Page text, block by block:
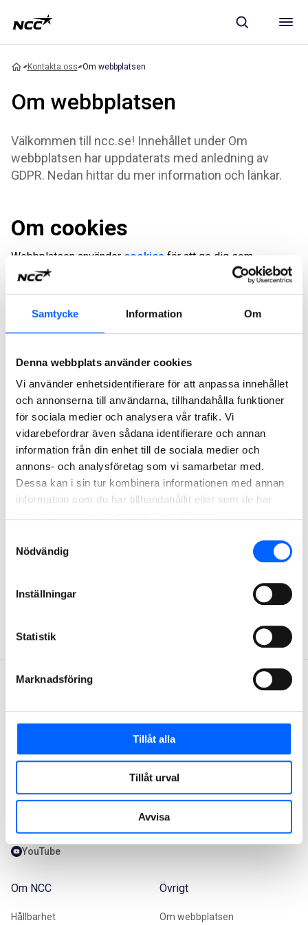
Samtycke Information Om
Denna webbplats använder cookies
Vi använder enhetsidentifierare för att anpassa innehållet
och annonserna till användarna, tillhandahålla funktioner
för sociala medier och analysera vår trafik. Vi
vidarebefordrar även sådana identifierare och annan
information från din enhet till de sociala medier och
annons- och analysföretag som vi samarbetar med.
Dessa kan i sin tur kombinera informationen med annan
information som du har tillhandahållit eller som de har
Nödvändig
Inställningar
Statistik
Marknadsföring
Tillåt alla
Tillåt urval
Avvisa
Kontakta oss Om webbplatsen
Om webbplatsen
Välkommen till ncc.se! Innehållet under Om
webbplatsen har uppdaterats med anledning av
GDPR. Nedan hittar du mer information och länkar.
Om cookies
Webbplatsen använder cookies för att ge dig som
besökare en bättre upplevelse.
Integritetspolicy
De uppgifter du lämnar till NCC, när du till exempel fyller i
och administrera ditt eller dina önskemål.
vi behandlar dina personuppgifter i vår integritetspolicy
Om du är jobbsökande, läs mer om hur vi behandlar dina
personuppgifter i vår integritetspolicy för
arbetssökande.
Kontakta oss om
Om du inte hittar den information du söker, eller har
synpunkter och förslag på hur vi ska fortsätta utveckla
08-585 510 00
Facebook
Instagram
YouTube
Vårt erbjudande
Vårt erbjudande
Varför välja NCC
Våra projekt
Om NCC
Hållbarhet
Övrigt
Om webbplatsen